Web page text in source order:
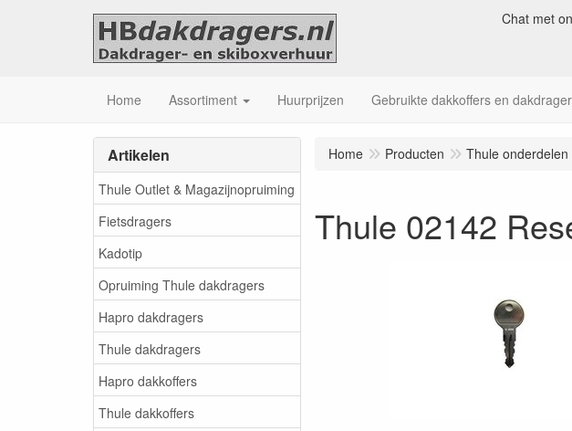
Chat met
Home Assortiment Huurprijzen Gebruikte dakkoffers en
Artikelen
Thule Outlet & Magazijnopruiming
Fietsdragers
Kadotip
Opruiming Thule dakdragers
Hapro dakdragers
Thule dakdragers
Hapro dakkoffers
Thule dakkoffers
Home Producten Thule onderdelen
Thule 02142